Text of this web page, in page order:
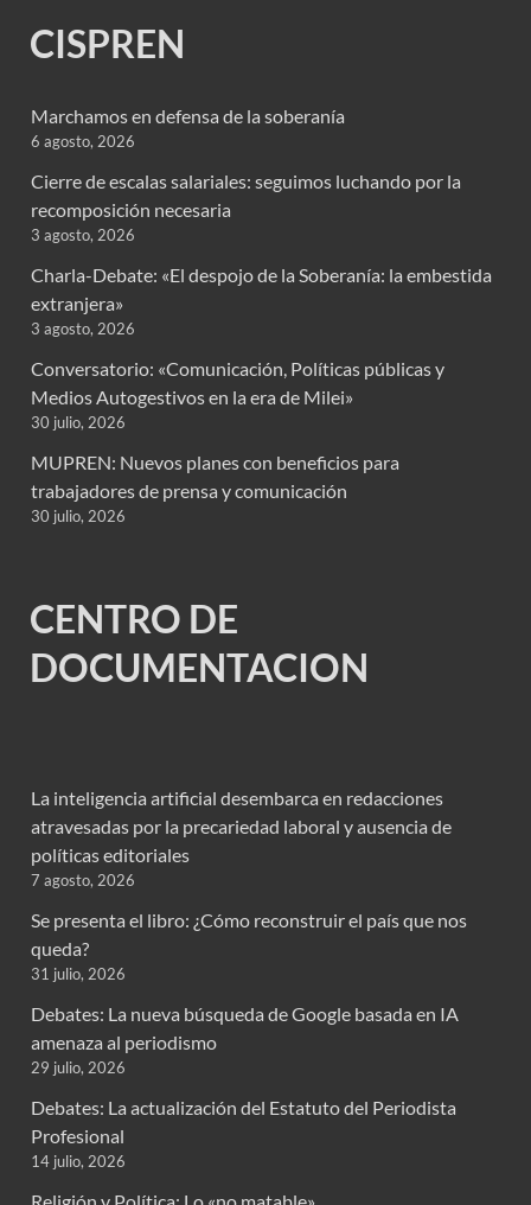
CISPREN
Marchamos en defensa de la soberanía
6 agosto, 2026
Cierre de escalas salariales: seguimos luchando por la
recomposición necesaria
3 agosto, 2026
Charla-Debate: «El despojo de la Soberanía: la embestida
extranjera»
3 agosto, 2026
Conversatorio: «Comunicación, Políticas públicas y
Medios Autogestivos en la era de Milei»
30 julio, 2026
MUPREN: Nuevos planes con beneficios para
trabajadores de prensa y comunicación
30 julio, 2026
CENTRO DE
DOCUMENTACION
La inteligencia artificial desembarca en redacciones
atravesadas por la precariedad laboral y ausencia de
políticas editoriales
7 agosto, 2026
Se presenta el libro: ¿Cómo reconstruir el país que nos
queda?
31 julio, 2026
Debates: La nueva búsqueda de Google basada en IA
amenaza al periodismo
29 julio, 2026
Debates: La actualización del Estatuto del Periodista
Profesional
14 julio, 2026